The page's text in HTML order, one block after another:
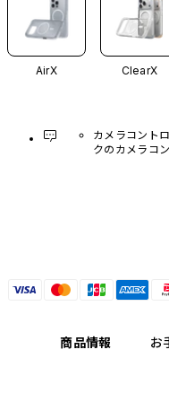
AirX ClearX
カメラコント
クのカメラコ
商品情報 お